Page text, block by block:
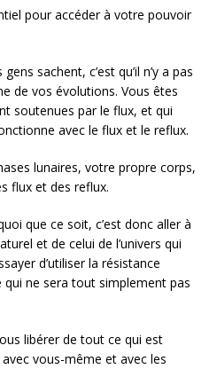
pour accéder à votre pouvoir
sachent, c’est qu’il n’y a pas
de vos évolutions. Vous êtes
soutenues par le flux, et qui
avec le flux et le reflux.
lunaires, votre propre corps,
flux et des reflux.
que ce soit, c’est donc aller à
et de celui de l’univers qui
d’utiliser la résistance
ne sera tout simplement pas
libérer de tout ce qui est
vous-même et avec les